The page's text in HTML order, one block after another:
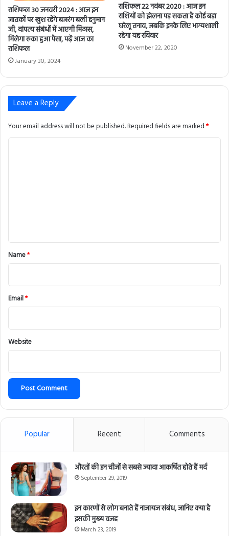
राशिफल 30 जनवरी 2024 : आज इन
जातकों पर खुश रहेंगे बजरंग बली हनुमान
जी, दांपत्‍य संबंधों में आएगी मिठास,
मिलेगा रुका हुआ पैसा, पढ़ें आज का
राशिफल
January 30, 2024
राशिफल 22 नवंबर 2020 : आज इन
राशियों को झेलना पड़ सकता है कोई बड़ा
घरेलू तनाव, जबकि इनके लिए भाग्यशाली
रहेगा यह रविवार
November 22, 2020
Leave a Reply
Your email address will not be published.Required fields are marked*
*
Name*
Email*
Website
Popular Recent Comments
औरतों की इन चीजों से सबसे ज्यादा आकर्षित होते हैं मर्द
September 29, 2019
इन कारणों से लोग बनाते हैं नाजायज संबंध, जानिए क्या है
इसकी मुख्य वजह
March 23, 2019